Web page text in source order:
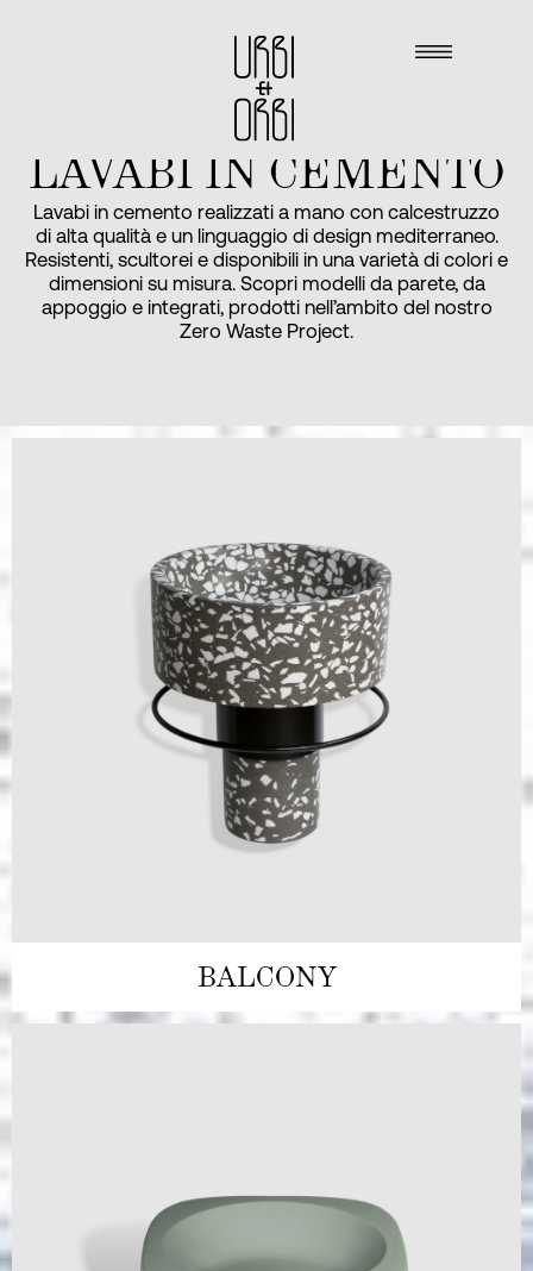
LAVABI IN CEMENTO
Lavabi in cemento realizzati a mano con calcestruzzo
di alta qualità e un linguaggio di design mediterraneo.
Resistenti, scultorei e disponibili in una varietà di colori e
dimensioni su misura. Scopri modelli da parete, da
appoggio e integrati, prodotti nell’ambito del nostro
Zero Waste Project.
BALCONY